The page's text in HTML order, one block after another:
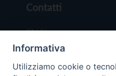
Contatti
Chi Siamo
Redazione
Scrivici
Informativa
Utilizziamo cookie o